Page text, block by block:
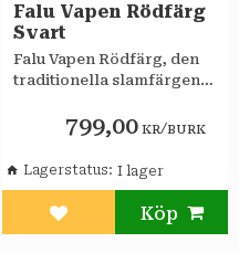
Falu Vapen Rödfärg
Svart
Falu Vapen Rödfärg, den
traditionella slamfärgen
järnvitriol och
järnoxidpigment.
799,00 KR/BURK
Lägg till i favoriter
Lagerstatus